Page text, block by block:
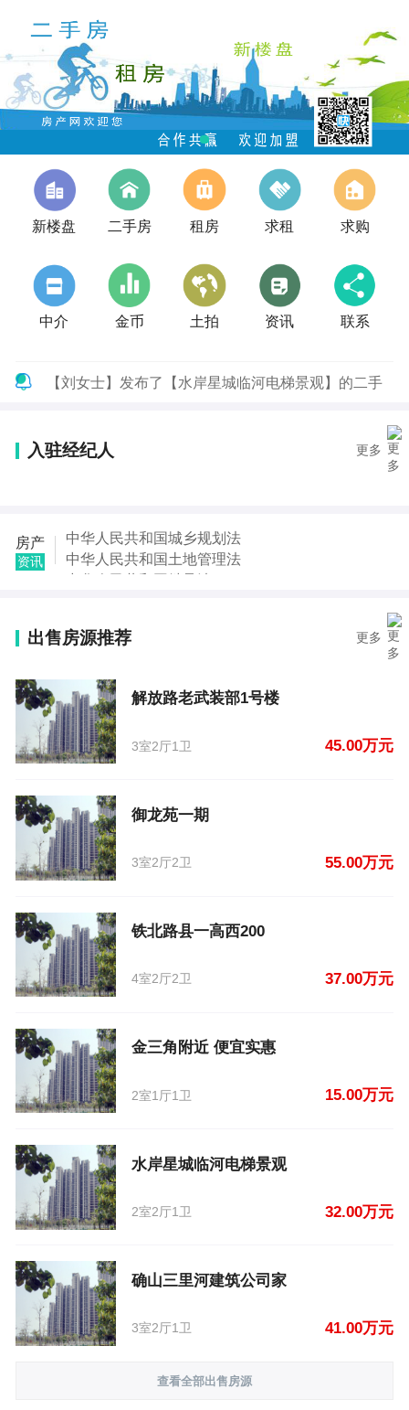
新楼盘 二手房 租房 求租 求购
中介 金币 土拍 资讯 联系
【刘女士】发布了【水岸星城临河电梯景观】的二手
【陈金凤】发布了【御龙苑二期】的租房信息
【张先生】发布了【确山县金三角东】的租房信息
信息
【康永彬】发布了【御龙苑一期】的二手房信息
入驻经纪人 更多
房产
资讯
中华人民共和国城乡规划法
中华人民共和国土地管理法
中华人民共和国契税法
中华人民共和国国家赔偿法
出售房源推荐 更多
解放路老武装部1号楼
3室2厅1卫 45.00万元
御龙苑一期
3室2厅2卫 55.00万元
铁北路县一高西200
4室2厅2卫 37.00万元
金三角附近 便宜实惠
2室1厅1卫 15.00万元
水岸星城临河电梯景观
2室2厅1卫 32.00万元
确山三里河建筑公司家
3室2厅1卫 41.00万元
查看全部出售房源